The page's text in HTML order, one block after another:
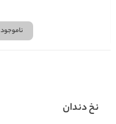
ناموجود
نخ دندان